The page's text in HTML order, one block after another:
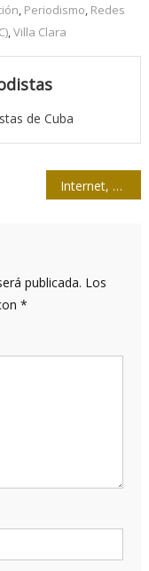
Periodismo Redes
, Villa Clara
de Cuba
Internet, vacunas y remesas a Cuba: EEUU promete lo que prohíbe
publicada. Los
*